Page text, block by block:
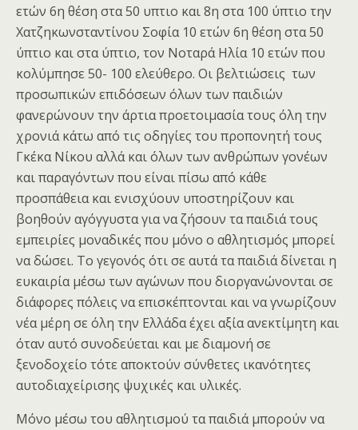
ετών 6η θέση στα 50 υπτιο και 8η στα 100 ύπτιο την
Χατζηκωνσταντίνου Σοφία 10 ετών 6η θέση στα 50
ύπτιο και στα ύπτιο, τον Νοταρά Ηλία 10 ετών που
κολύμπησε 50- 100 ελεύθερο. Οι βελτιώσεις των
προσωπικών επιδόσεων όλων των παιδιών
φανερώνουν την άρτια προετοιμασία τους όλη την
χρονιά κάτω από τις οδηγίες του προπονητή τους
Γκέκα Νίκου αλλά και όλων των ανθρώπων γονέων
και παραγόντων που είναι πίσω από κάθε
προσπάθεια και ενισχύουν υποστηρίζουν και
βοηθούν αγόγγυστα για να ζήσουν τα παιδιά τους
εμπειρίες μοναδικές που μόνο ο αθλητισμός μπορεί
να δώσει. Το γεγονός ότι σε αυτά τα παιδιά δίνεται η
ευκαιρία μέσω των αγώνων που διοργανώνονται σε
διάφορες πόλεις να επισκέπτονται και να γνωρίζουν
νέα μέρη σε όλη την Ελλάδα έχει αξία ανεκτίμητη και
όταν αυτό συνοδεύεται και με διαμονή σε
ξενοδοχείο τότε αποκτούν σύνθετες ικανότητες
αυτοδιαχείρισης ψυχικές και υλικές.
Μόνο μέσω του αθλητισμού τα παιδιά μπορούν να